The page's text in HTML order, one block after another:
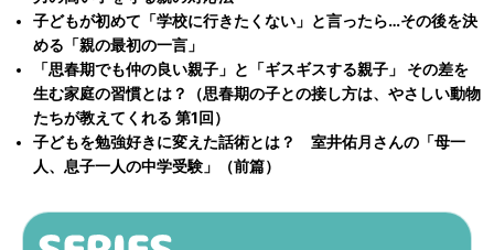
子どもが初めて「学校に行きたくない」と言ったら…その後を決
める「親の最初の一言」
「思春期でも仲の良い親子」と「ギスギスする親子」 その差を
生む家庭の習慣とは？（思春期の子との接し方は、やさしい動物
たちが教えてくれる 第1回）
子どもを勉強好きに変えた話術とは？ 室井佑月さんの「母一
人、息子一人の中学受験」（前篇）